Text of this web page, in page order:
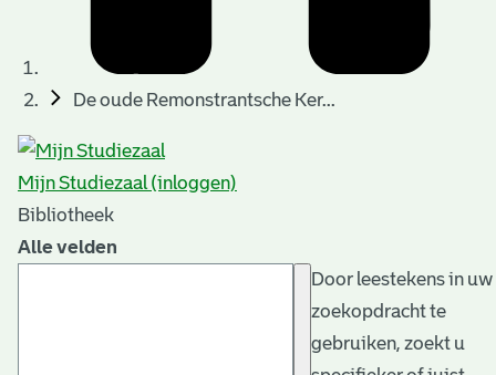
De oude Remonstrantsche Ker...
Mijn Studiezaal (inloggen)
Bibliotheek
Alle velden
Door leestekens in uw
zoekopdracht te
gebruiken, zoekt u